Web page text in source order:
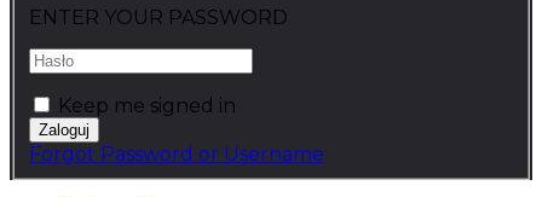
ENTER YOUR PASSWORD
Keep me signed in
Forgot Password or Username